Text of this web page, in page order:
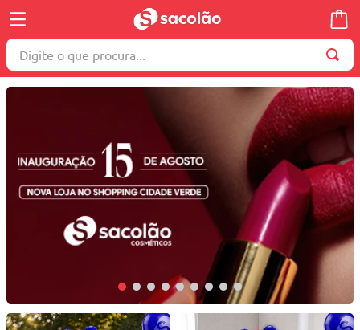
Digite o que procura...
TERMOS MAIS BUSCADOS
brinquedo
3º
máquina costura
4º
cosmetico
toalha
carrinho reversível
7º
truss
8º
quadriciclo